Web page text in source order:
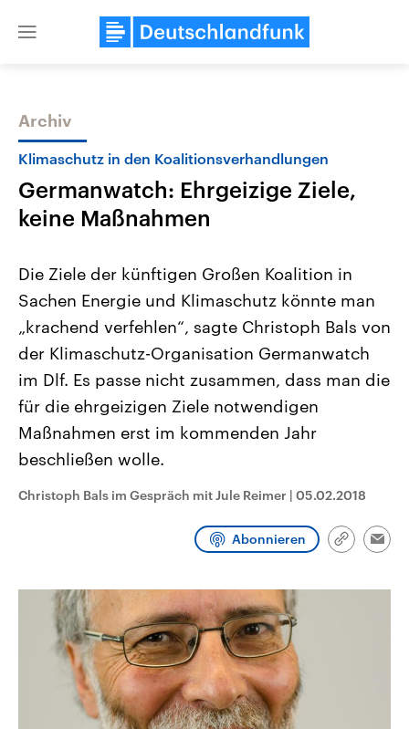
Close
Themen
Landtagswahl Sachsen-Anhalt
2026
Alle Informationen
Sachsen-Anhalt wählt am 6.
September 2026 einen neuen
Landtag. Seit 2021 wird das
Bundesland von einer Koalition aus
CDU, SPD und FDP regiert.-
Umfragen, Prognosen,
Wahlprogramme, aktuelle Berichte
und Hintergründe zu den Parteien
Wahl.
USA
Aktuelle Beiträge,
Hintergründe
Wirtschaftlich und
gehören die Vereinigten
den mächtigsten Ländern
mit großem Einfluss auf
aktuelle Weltgeschehen.
Sendungen Programm
Archiv
Klimaschutz in den Koalitionsverhandlungen
Germanwatch: Ehrgeizige Ziele,
keine Maßnahmen
Die Ziele der künftigen Großen Koalition in
Sachen Energie und Klimaschutz könnte man
„krachend verfehlen“, sagte Christoph Bals von
der Klimaschutz-Organisation Germanwatch
im Dlf. Es passe nicht zusammen, dass man die
für die ehrgeizigen Ziele notwendigen
Maßnahmen erst im kommenden Jahr
beschließen wolle.
Christoph Bals im Gespräch mit Jule Reimer | 05.02.2018
Abonnieren
Link